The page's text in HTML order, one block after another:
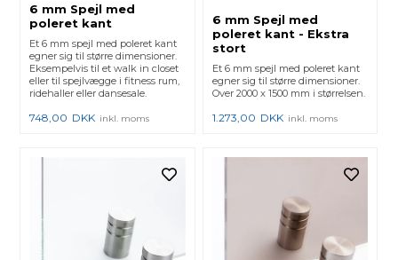
6 mm Spejl med
poleret kant
Et 6 mm spejl med poleret kant
egner sig til større dimensioner.
Eksempelvis til et walk in closet
eller til spejlvægge i fitness rum,
ridehaller eller dansesale.
748,00 DKK inkl. moms
6 mm Spejl med
poleret kant - Ekstra
stort
Et 6 mm spejl med poleret kant
egner sig til større dimensioner.
Over 2000 x 1500 mm i størrelsen.
1.273,00 DKK inkl. moms